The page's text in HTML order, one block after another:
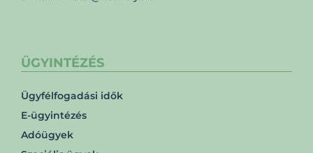
ÜGYINTÉZÉS
Ügyfélfogadási idők
E-ügyintézés
Adóügyek